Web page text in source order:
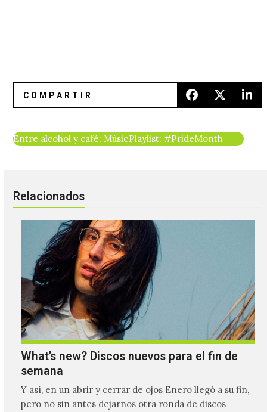
Entre alcohol y café: Músicos que hicieron su propia línea
Playlist: #PrideMonth
Relacionados
What’s new? Discos nuevos para el fin de
semana
Y así, en un abrir y cerrar de ojos Enero llegó a su fin,
pero no sin antes dejarnos otra ronda de discos